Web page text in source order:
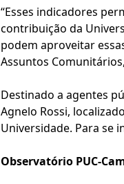
“Esses indicadores
contribuição da
podem aproveitar
Assuntos
Destinado a agentes
Agnelo Rossi,
Universidade. Para se
Observatório PUC-